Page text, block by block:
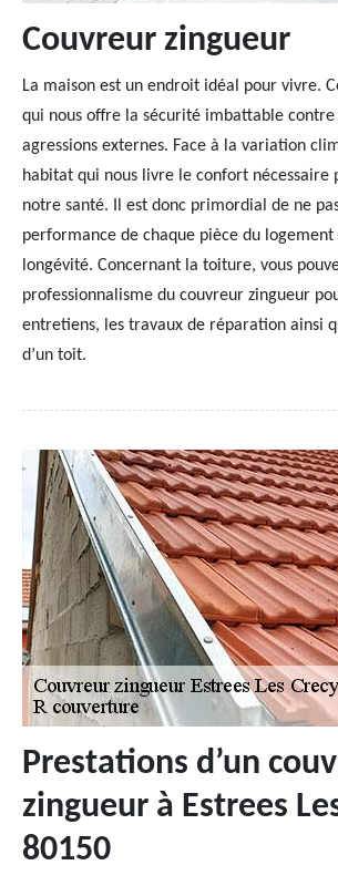
Couvreur zingueur
La maison est un endroit idéal pour vivre.
qui nous offre la sécurité imbattable
agressions externes. Face à la variation
habitat qui nous livre le confort nécessaire
notre santé. Il est donc primordial de ne
performance de chaque pièce du logement
longévité. Concernant la toiture, vous
professionnalisme du couvreur zingueur
entretiens, les travaux de réparation ainsi
d’un toit.
Prestations d’un
zingueur à Estrees
80150